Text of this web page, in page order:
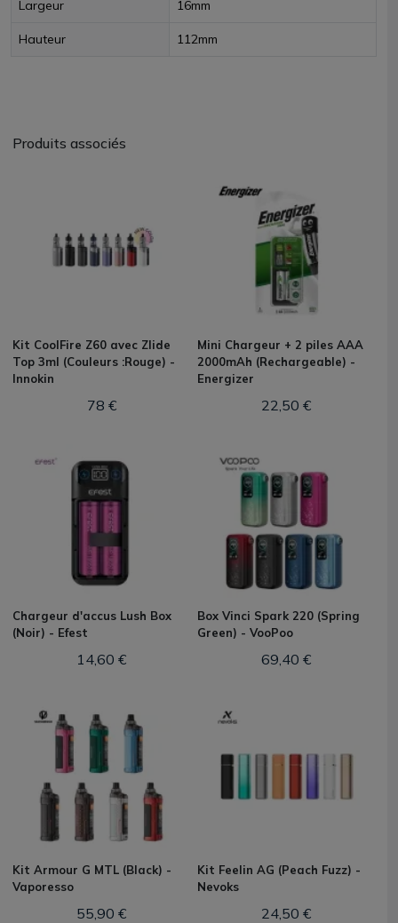
Largeur 16mm
Hauteur 112mm
Produits associés
Kit CoolFire Z60 avec Zlide
Top 3ml (Couleurs :Rouge) -
Innokin
78 €
Mini Chargeur + 2 piles AAA
2000mAh (Rechargeable) -
Energizer
22,50 €
Chargeur d'accus Lush Box
(Noir) - Efest
14,60 €
Box Vinci Spark 220 (Spring
Green) - VooPoo
69,40 €
Kit Armour G MTL (Black) -
Vaporesso
55,90 €
Kit Feelin AG (Peach Fuzz) -
Nevoks
24,50 €